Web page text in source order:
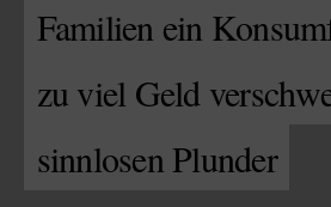
Familien ein
zu viel Geld
sinnlosen Plunder